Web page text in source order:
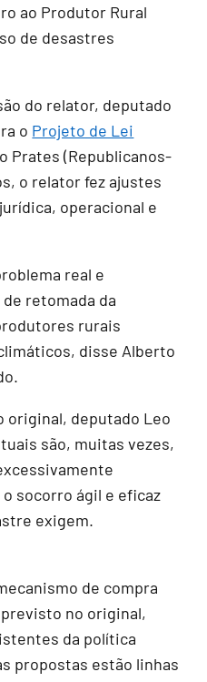
ao Produtor Rural
de desastres
do relator, deputado
o Projeto de Lei
Prates (Republicanos-
o relator fez ajustes
operacional e
real e
retomada da
rurais
disse Alberto
original, deputado Leo
são, muitas vezes,
socorro ágil e eficaz
exigem.
de compra
no original,
da política
propostas estão linhas